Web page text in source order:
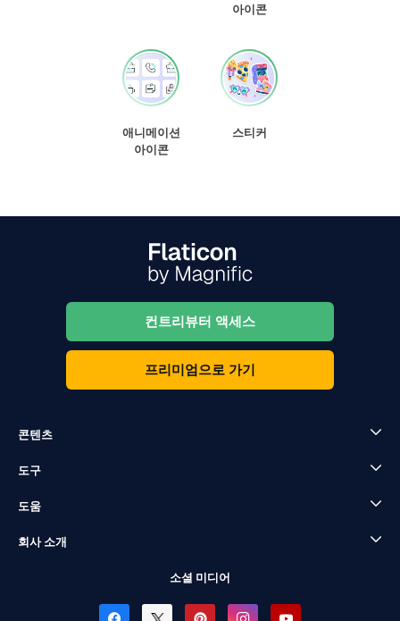
아이콘
애니메이션
아이콘
스티커
컨트리뷰터 액세스
프리미엄으로 가기
콘텐츠
도구
도움
회사 소개
소셜 미디어